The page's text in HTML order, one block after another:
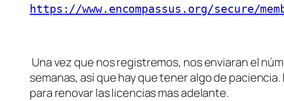
https://www.encompassus.org/secure/
Una vez que nos registremos, nos enviaran el
semanas, así que hay que tener algo de
para renovar las licencias mas adelante.